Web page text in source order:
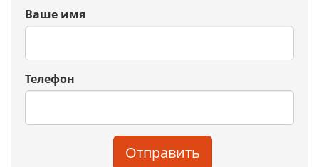
Ваше имя
Телефон
Отправить